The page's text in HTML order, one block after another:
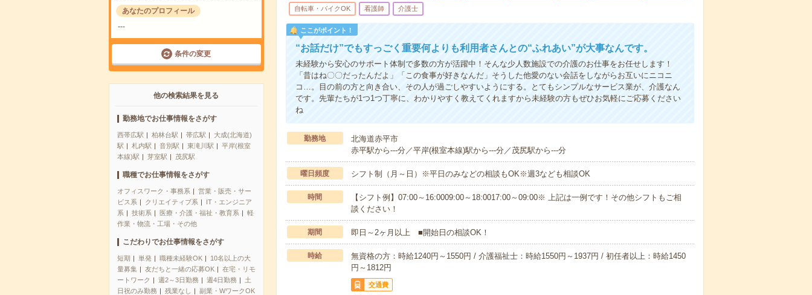
あなたのプロフィール
---
条件の変更
他の検索結果を見る
勤務地でお仕事情報をさがす
西帯広駅 柏林台駅 帯広駅
大成(北海道)
駅
札内駅 音別駅 東滝川駅
平岸(根室
本線)駅
芽室駅 茂尻駅
職種でお仕事情報をさがす
オフィスワーク・事務系
営業・販売・サー
ビス系
クリエイティブ系
IT・エンジニア
系
技術系 医療・介護・福祉・教育系
軽
作業・物流・工場・その他
こだわりでお仕事情報をさがす
短期 単発 職種未経験OK
10名以上の大
量募集
友だちと一緒の応募OK
在宅・リモ
ートワーク
週2～3日勤務 週4日勤務
土
日祝のみ勤務
残業なし
副業・WワークOK
自転車・バイクOK 看護師 介護士
ここがポイント！
“お話だけ”でもすっごく重要何よりも利用者さんとの“ふれあい”が大事なんです。
未経験から安心のサポート体制で多数の方が活躍中！そんな少人数施設での介護のお仕事をお任せします！
「昔はね〇〇だったんだよ」「この食事が好きなんだ」そうした他愛のない会話をしながらお互いにニコニ
コ…。目の前の方と向き合い、その人が過ごしやすいようにする。とてもシンプルなサービス業が、介護なん
です。先輩たちが1つ1つ丁寧に、わかりやすく教えてくれますから未経験の方もぜひお気軽にご応募ください
ね
勤務地
北海道赤平市
赤平駅から---分／平岸(根室本線)駅から---分／茂尻駅から---分
曜日頻度 シフト制（月～日）※平日のみなどの相談もOK※週3なども相談OK
時間
【シフト例】07:00～16:0009:00～18:0017:00～09:00※ 上記は一例です！その他シフトもご相
談ください！
期間 即日～2ヶ月以上 ■開始日の相談OK！
時給
無資格の方：時給1240円～1550円 / 介護福祉士：時給1550円～1937円 / 初任者以上：時給1450
円～1812円
交通費